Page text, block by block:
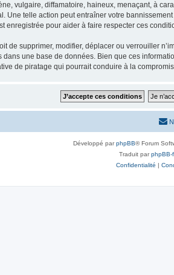
vulgaire, diffamatoire, haineux, menaçant, à
telle action peut entraîner votre
enregistrée pour aider à faire respecter ces
de supprimer, modifier, déplacer ou verrouiller
une base de données. Bien que ces
de piratage qui pourrait conduire à la
Développé parphpBB® Forum
Traduit parphpBB-
Confidentialité |